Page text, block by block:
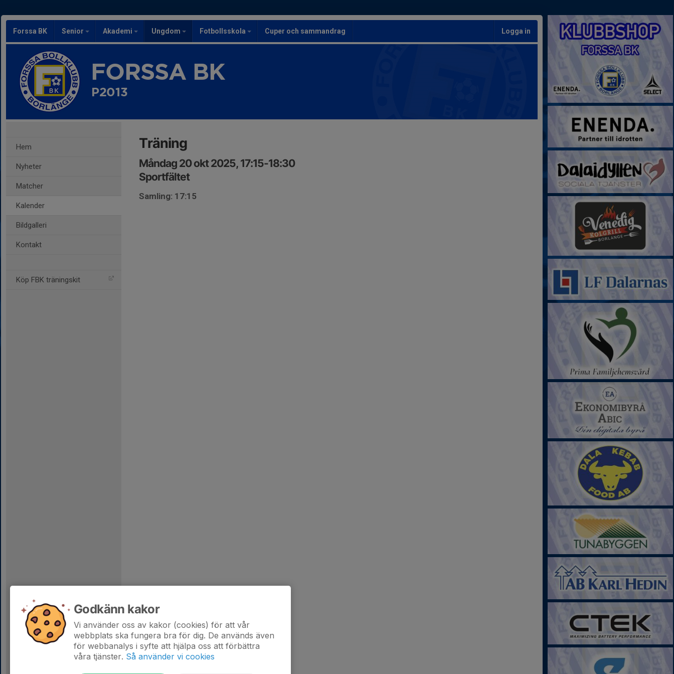
Forssa BK Senior Akademi Ungdom Fotbollsskola Cuper och sammandrag Logga in
FORSSA BK
P2013
Hem
Nyheter
Matcher
Kalender
Bildgalleri
Kontakt
Köp FBK träningskit
Träning
Måndag 20 okt 2025, 17:15-18:30
Sportfältet
Samling: 17:15
Godkänn kakor
Vi använder oss av kakor (cookies) för att vår
webbplats ska fungera bra för dig. De används även
för webbanalys i syfte att hjälpa oss att förbättra
våra tjänster. Så använder vi cookies